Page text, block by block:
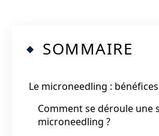
SOMMAIRE
Le microneedling :
Comment se déroule une
microneedling ?